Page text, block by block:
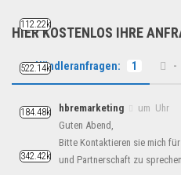
HIER KOSTENLOS IHRE
Händleranfragen: 1 -
hbremarketing
um Uhr
Guten Abend,
Bitte Kontaktieren sie mich
und Partnerschaft zu sprechen.
112.22k
522.14k
184.48k
342.42k